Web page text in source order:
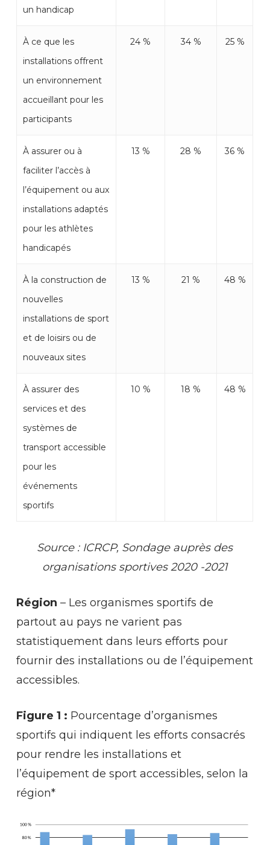
un handicap
À ce que les
installations offrent
un environnement
accueillant pour les
participants
24 % 34 % 25 %
À assurer ou à
faciliter l’accès à
l’équipement ou aux
installations adaptés
pour les athlètes
handicapés
13 % 28 % 36 %
À la construction de
nouvelles
installations de sport
et de loisirs ou de
nouveaux sites
13 % 21 % 48 %
À assurer des
services et des
systèmes de
transport accessible
pour les
événements
sportifs
10 % 18 % 48 %
Source : ICRCP, Sondage auprès des
organisations sportives 2020 -2021
Région – Les organismes sportifs de
partout au pays ne varient pas
statistiquement dans leurs efforts pour
fournir des installations ou de l’équipement
accessibles.
Figure 1 : Pourcentage d’organismes
sportifs qui indiquent les efforts consacrés
pour rendre les installations et
l’équipement de sport accessibles, selon la
région*